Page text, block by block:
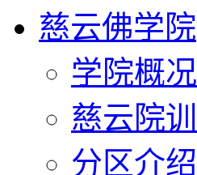
慈云佛学院
学院概况
慈云院训
分区介绍